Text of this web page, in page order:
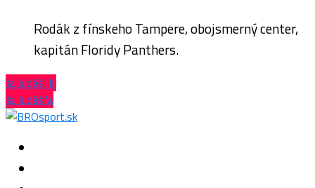
Rodák z fínskeho Tampere, obojsmerný center,
kapitán Floridy Panthers.
Ja Judáš III.
Ja Judáš V.